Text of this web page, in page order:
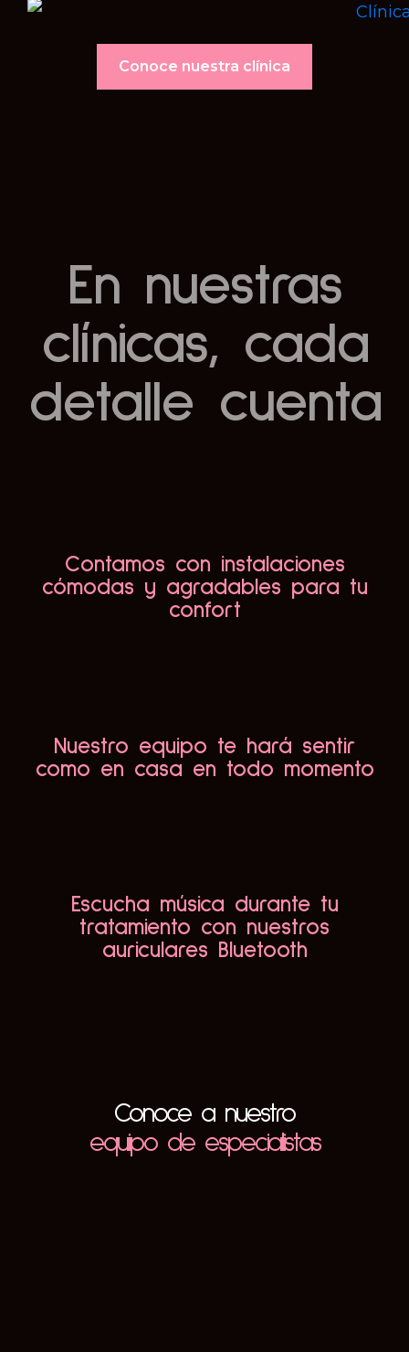
Conoce nuestra clínica
En nuestras
clínicas, cada
detalle cuenta
Contamos con instalaciones
cómodas y agradables para tu
confort
Nuestro equipo te hará sentir
como en casa en todo momento
Escucha música durante tu
tratamiento con nuestros
auriculares Bluetooth
Conoce a nuestro
equipo de especialistas